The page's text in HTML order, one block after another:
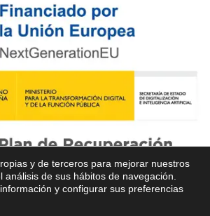
y de terceros para mejorar nuestros
análisis de sus hábitos de navegación.
y configurar sus preferencias